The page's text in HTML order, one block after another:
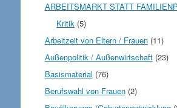
ARBEITSMARKT STATT
Kritik (5)
Arbeitzeit von Eltern / Frauen(11)
Außenpolitik / Außenwirtschaft(23)
Basismaterial (76)
Berufswahl von Frauen(2)